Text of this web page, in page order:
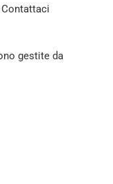
Contattaci
gestite da